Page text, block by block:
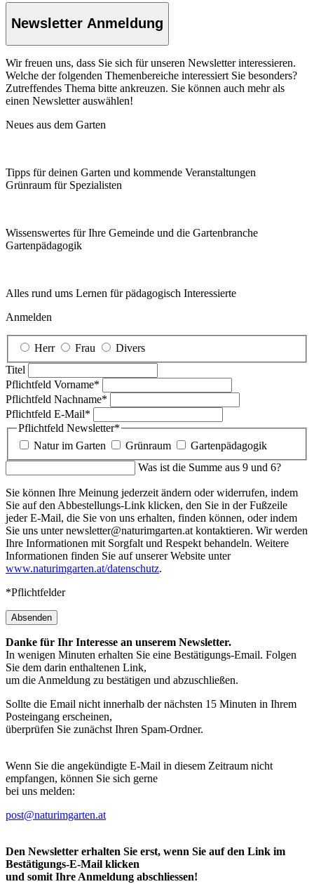
Newsletter Anmeldung
Wir freuen uns, dass Sie sich für unseren Newsletter interessieren.
Welche der folgenden Themenbereiche interessiert Sie besonders?
Zutreffendes Thema bitte ankreuzen. Sie können auch mehr als
einen Newsletter auswählen!
Neues aus dem Garten
Tipps für deinen Garten und kommende Veranstaltungen
Grünraum für Spezialisten
Wissenswertes für Ihre Gemeinde und die Gartenbranche
Garten­pädagogik
Alles rund ums Lernen für pädagogisch Interessierte
Anmelden
Herr Frau
Divers
Titel
Pflichtfeld Vorname*
Pflichtfeld Nachname*
Pflichtfeld E-Mail*
Pflichtfeld Newsletter*
Natur im Garten
Grünraum
Gartenpädagogik
Was ist die Summe aus 9 und 6?
Sie können Ihre Meinung jederzeit ändern oder widerrufen, indem
Sie auf den Abbestellungs-Link klicken, den Sie in der Fußzeile
jeder E-Mail, die Sie von uns erhalten, finden können, oder indem
Sie uns unter newsletter@naturimgarten.at kontaktieren. Wir werden
Ihre Informationen mit Sorgfalt und Respekt behandeln. Weitere
Informationen finden Sie auf unserer Website unter
www.naturimgarten.at/datenschutz.
*Pflichtfelder
Absenden
Danke für Ihr Interesse an unserem Newsletter.
In wenigen Minuten erhalten Sie eine Bestätigungs-Email. Folgen
Sie dem darin enthaltenen Link,
um die Anmeldung zu bestätigen und abzuschließen.
Sollte die Email nicht innerhalb der nächsten 15 Minuten in Ihrem
Posteingang erscheinen,
überprüfen Sie zunächst Ihren Spam-Ordner.
Wenn Sie die angekündigte E-Mail in diesem Zeitraum nicht
empfangen, können Sie sich gerne
bei uns melden:
post@naturimgarten.at
Den Newsletter erhalten Sie erst, wenn Sie auf den Link im
Bestätigungs-E-Mail klicken
und somit Ihre Anmeldung abschliessen!